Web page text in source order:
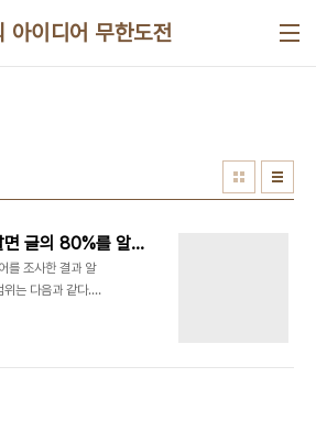
이디어 무한도전
영단어는 2000개를 알면 글의 80%를 알 수 있다
를 조사한 결과 알
는 다음과 같다.
(%) 1000 72.0